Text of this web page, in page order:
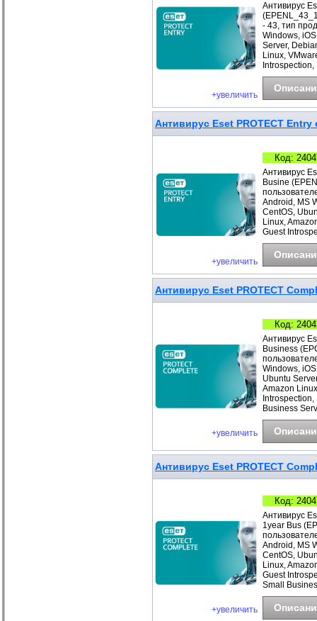
+увеличить
Антивирус
- 43, тип
Windows,
Server,
Linux,
Антивирус Eset PROTECT
+увеличить
Код:
Антивирус
Busine
Android, MS
CentOS,
Linux,
Guest
Антивирус Eset PROTECT
+увеличить
Код:
Антивирус
Business
Windows,
Ubuntu
Amazon
Business
Антивирус Eset PROTECT
+увеличить
Код:
Антивирус
1year Bus
Android, MS
CentOS,
Linux,
Guest
Small